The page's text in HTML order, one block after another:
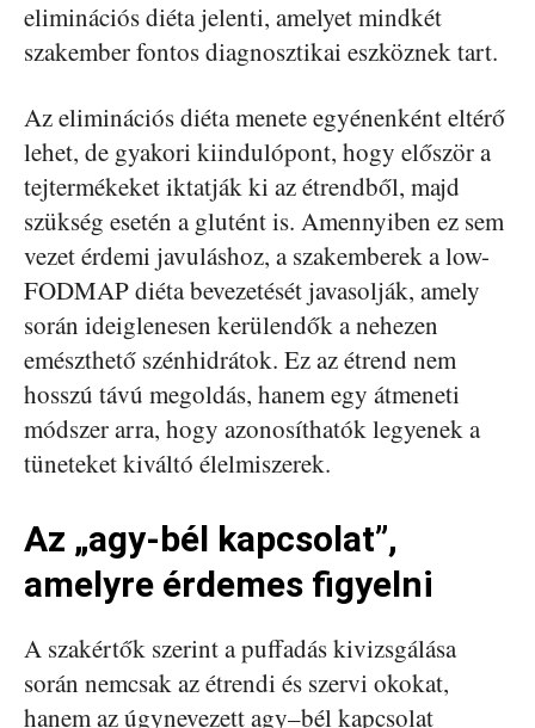
eliminációs diéta jelenti, amelyet mindkét
szakember fontos diagnosztikai eszköznek tart.
Az eliminációs diéta menete egyénenként eltérő
lehet, de gyakori kiindulópont, hogy először a
tejtermékeket iktatják ki az étrendből, majd
szükség esetén a glutént is. Amennyiben ez sem
vezet érdemi javuláshoz, a szakemberek a low-
FODMAP diéta bevezetését javasolják, amely
során ideiglenesen kerülendők a nehezen
emészthető szénhidrátok. Ez az étrend nem
hosszú távú megoldás, hanem egy átmeneti
módszer arra, hogy azonosíthatók legyenek a
tüneteket kiváltó élelmiszerek.
Az „agy-bél kapcsolat”,
amelyre érdemes figyelni
A szakértők szerint a puffadás kivizsgálása
során nemcsak az étrendi és szervi okokat,
hanem az úgynevezett agy–bél kapcsolat